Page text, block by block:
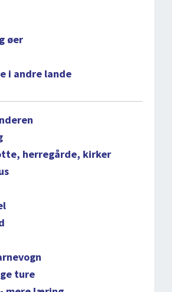
øer
i andre lande
herregårde, kirker
ture